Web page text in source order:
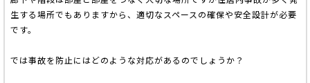
生する場所でもありますから、適切なスペースの確保や安全設計が必要
です。
では事故を防止にはどのような対応があるのでしょうか？